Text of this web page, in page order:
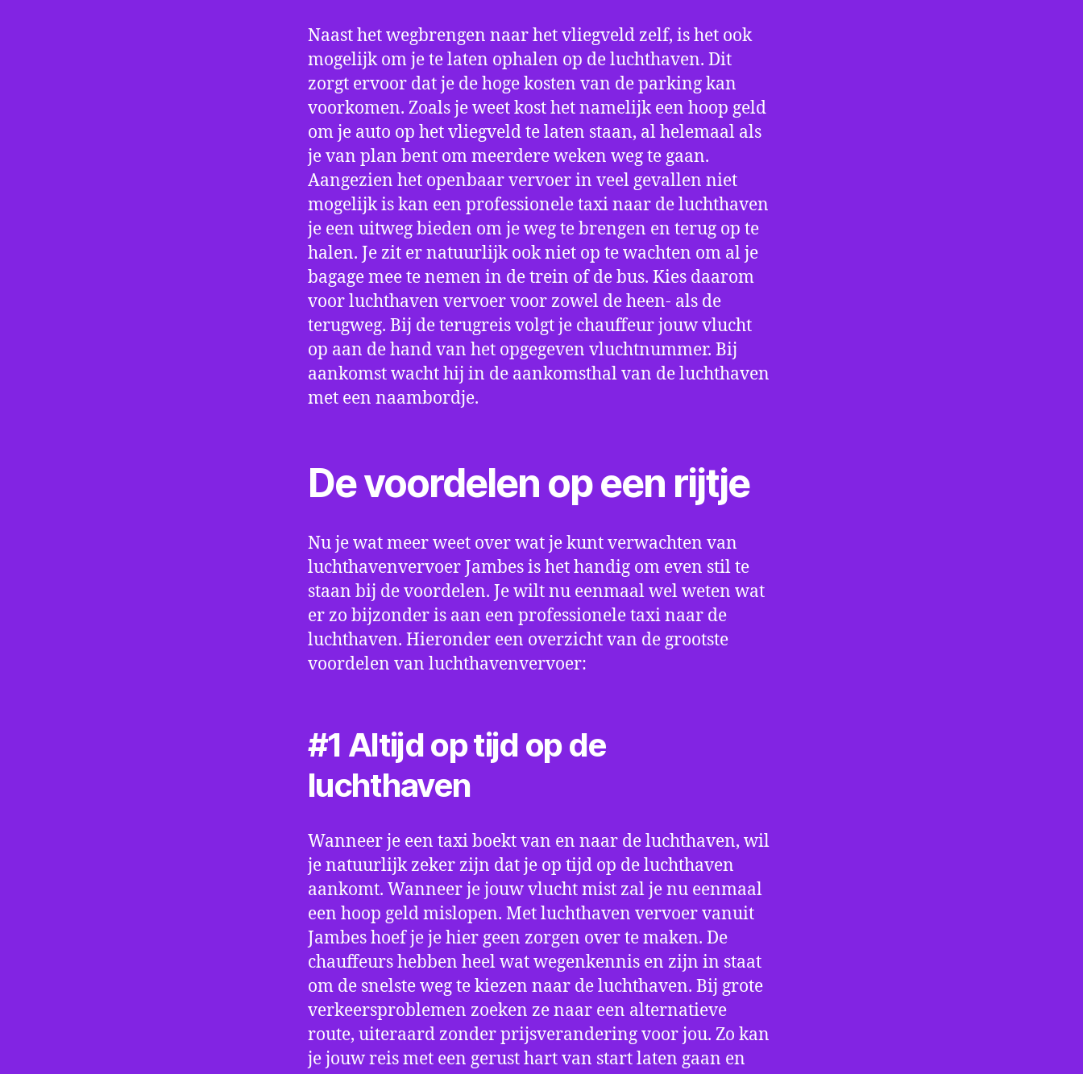
Naast het wegbrengen naar het vliegveld zelf, is het ook
mogelijk om je te laten ophalen op de luchthaven. Dit
zorgt ervoor dat je de hoge kosten van de parking kan
voorkomen. Zoals je weet kost het namelijk een hoop geld
om je auto op het vliegveld te laten staan, al helemaal als
je van plan bent om meerdere weken weg te gaan.
Aangezien het openbaar vervoer in veel gevallen niet
mogelijk is kan een professionele taxi naar de luchthaven
je een uitweg bieden om je weg te brengen en terug op te
halen. Je zit er natuurlijk ook niet op te wachten om al je
bagage mee te nemen in de trein of de bus. Kies daarom
voor luchthaven vervoer voor zowel de heen- als de
terugweg. Bij de terugreis volgt je chauffeur jouw vlucht
op aan de hand van het opgegeven vluchtnummer. Bij
aankomst wacht hij in de aankomsthal van de luchthaven
met een naambordje.
De voordelen op een rijtje
Nu je wat meer weet over wat je kunt verwachten van
luchthavenvervoer Jambes is het handig om even stil te
staan bij de voordelen. Je wilt nu eenmaal wel weten wat
er zo bijzonder is aan een professionele taxi naar de
luchthaven. Hieronder een overzicht van de grootste
voordelen van luchthavenvervoer:
#1 Altijd op tijd op de
luchthaven
Wanneer je een taxi boekt van en naar de luchthaven, wil
je natuurlijk zeker zijn dat je op tijd op de luchthaven
aankomt. Wanneer je jouw vlucht mist zal je nu eenmaal
een hoop geld mislopen. Met luchthaven vervoer vanuit
Jambes hoef je je hier geen zorgen over te maken. De
chauffeurs hebben heel wat wegenkennis en zijn in staat
om de snelste weg te kiezen naar de luchthaven. Bij grote
verkeersproblemen zoeken ze naar een alternatieve
route, uiteraard zonder prijsverandering voor jou. Zo kan
je jouw reis met een gerust hart van start laten gaan en